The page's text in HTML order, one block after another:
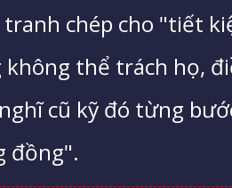
chép cho "tiết
thể trách họ,
cũ kỹ đó từng
đồng".